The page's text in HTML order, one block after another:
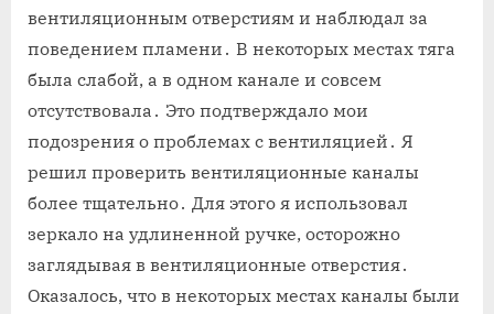
вентиляционным отверстиям и наблюдал за
поведением пламени․ В некоторых местах тяга
была слабой, а в одном канале и совсем
отсутствовала․ Это подтверждало мои
подозрения о проблемах с вентиляцией․ Я
решил проверить вентиляционные каналы
более тщательно․ Для этого я использовал
зеркало на удлиненной ручке, осторожно
заглядывая в вентиляционные отверстия․
Оказалось, что в некоторых местах каналы были